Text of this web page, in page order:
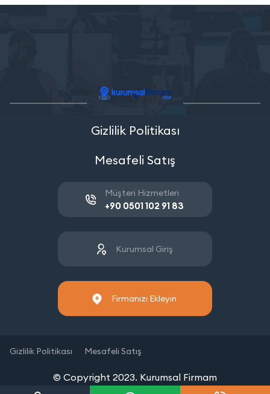
Gizlilik Politikası
Mesafeli Satış
Müşteri Hizmetleri
+90 0501 102 91 83
Kurumsal Giriş
Firmanızı Ekleyin
© Copyright 2023. Kurumsal Firmam
Gizlilik Politikası Mesafeli Satış